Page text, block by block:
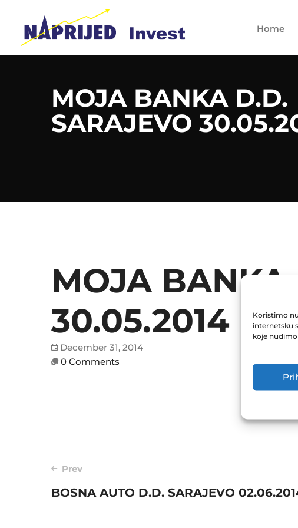
Koristimo
internetsku
koje nudimo
Home
MOJA BANKA D.D.
SARAJEVO
MOJA BANKA
30.05.2014
December 31, 2014
0 Comments
Post
navigation
Prev
BOSNA AUTO D.D. SARAJEVO